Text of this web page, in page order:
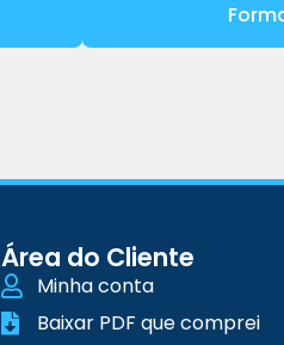
Área do Cliente
Minha conta
Baixar PDF que comprei